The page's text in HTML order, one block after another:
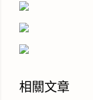
相關文章